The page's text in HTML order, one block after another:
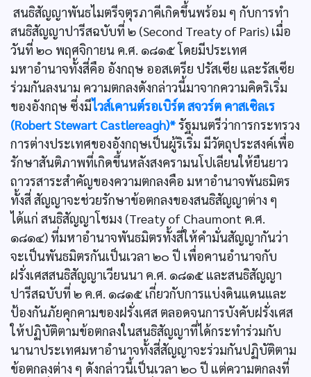
สนธิสัญญาพันธไมตรีจตุรภาคีเกิดขึ้นพร้อม ๆ กับการทำ
สนธิสัญญาปารีสฉบับที่ ๒ (Second Treaty of Paris) เมื่อ
วันที่ ๒๐ พฤศจิกายน ค.ศ. ๑๘๑๕ โดยมีประเทศ
มหาอำนาจทั้งสี่คือ อังกฤษ ออสเตรีย ปรัสเซีย และรัสเซีย
ร่วมกันลงนาม ความตกลงดังกล่าวนี้มาจากความคิดริเริ่ม
ของอังกฤษ ซี่งมีไวส์เคานต์รอเบิร์ต สจวร์ต คาสเซิลเร
(Robert Stewart Castlereagh)*รัฐมนตรีว่าการกระทรวง
การต่างประเทศของอังกฤษเป็นผู้ริเริ่ม มีวัตถุประสงค์เพื่อ
รักษาสันติภาพที่เกิดขึ้นหลังสงครามนโปเลียนให้ยืนยาว
ถาวรสาระสำคัญของความตกลงคือ มหาอำนาจพันธมิตร
ทั้งสี่ สัญญาจะช่วยรักษาข้อตกลงของสนธิสัญญาต่าง ๆ
ได้แก่ สนธิสัญญาโชมง (Treaty of Chaumont ค.ศ.
๑๘๑๔) ที่มหาอำนาจพันธมิตรทั้งสี่ให้คำมั่นสัญญากันว่า
จะเป็นพันธมิตรกันเป็นเวลา ๒๐ ปี เพื่อคานอำนาจกับ
ฝรั่งเศสสนธิสัญญาเวียนนา ค.ศ. ๑๘๑๕ และสนธิสัญญา
ปารีสฉบับที่ ๒ ค.ศ. ๑๘๑๕ เกี่ยวกับการแบ่งดินแดนและ
ป้องกันภัยคุกคามของฝรั่งเศส ตลอดจนการบังคับฝรั่งเศส
ให้ปฏิบัติตามข้อตกลงในสนธิสัญญาที่ได้กระทำร่วมกับ
นานาประเทศมหาอำนาจทั้งสี่สัญญาจะร่วมกันปฏิบัติตาม
ข้อตกลงต่าง ๆ ดังกล่าวนี้เป็นเวลา ๒๐ ปี แต่ความตกลงที่